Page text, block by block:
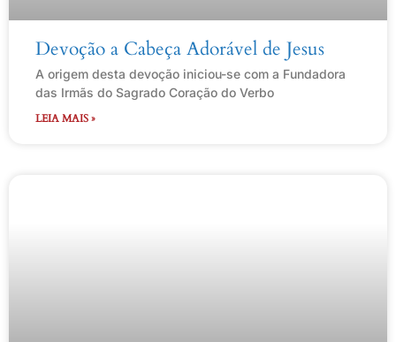
Devoção a Cabeça Adorável de Jesus
A origem desta devoção iniciou-se com a Fundadora
das Irmãs do Sagrado Coração do Verbo
LEIA MAIS »